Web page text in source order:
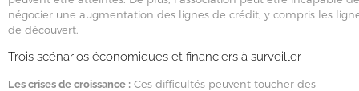
négocier une augmentation des lignes de crédit, y compris les
de découvert.
Trois scénarios économiques et financiers à surveiller
Les crises de croissance : Ces difficultés peuvent toucher des